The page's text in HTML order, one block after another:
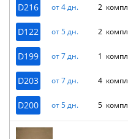
D216 от 4 дн. 2 компл
D122 от 5 дн. 2 компл
D199 от 7 дн. 1 компл
D203 от 7 дн. 4 компл
D200 от 5 дн. 5 компл